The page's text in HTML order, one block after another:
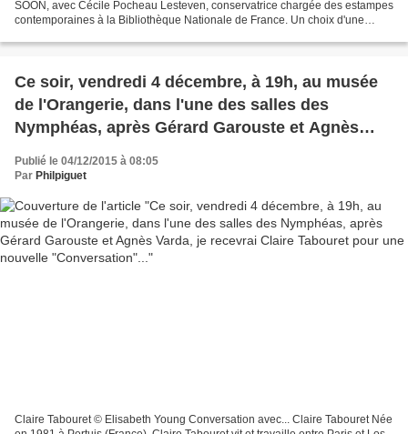
SOON, avec Cécile Pocheau Lesteven, conservatrice chargée des estampes
contemporaines à la Bibliothèque Nationale de France. Un choix d'une
Ce soir, vendredi 4 décembre, à 19h, au musée
de l'Orangerie, dans l'une des salles des
Nymphéas, après Gérard Garouste et Agnès
Varda, je recevrai Claire Tabouret pour une
nouvelle "Conversation"...
Publié le 04/12/2015 à 08:05
Par Philpiguet
Claire Tabouret © Elisabeth Young Conversation avec... Claire Tabouret Née